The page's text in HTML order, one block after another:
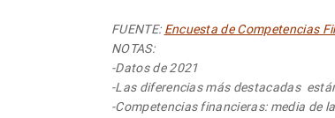
FUENTE: Encuesta de Competencias
NOTAS:
-Datos de 2021
-Las diferencias más destacadas
-Competencias financieras: media de